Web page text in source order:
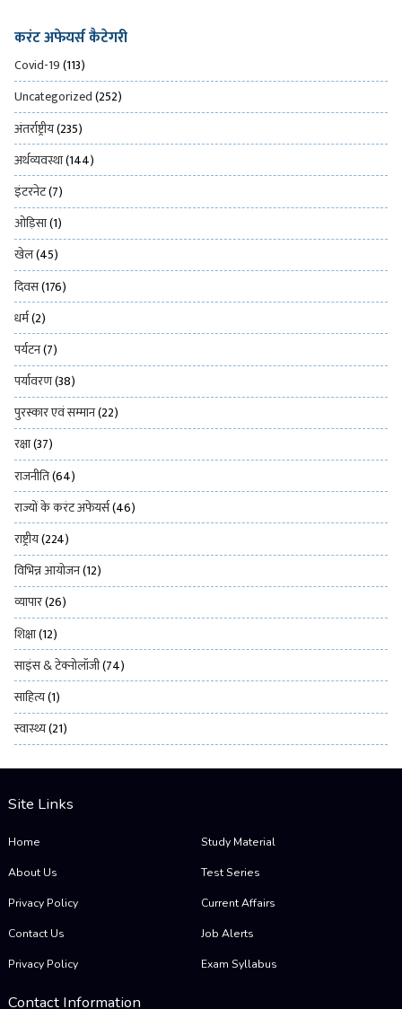
करंट अफेयर्स कैटेगरी
Covid-19(113)
Uncategorized(252)
अंतर्राष्ट्रीय(235)
अर्थव्यवस्था(144)
इंटरनेट(7)
ओड़िसा(1)
खेल(45)
दिवस(176)
धर्म(2)
पर्यटन(7)
पर्यावरण(38)
पुरस्कार एवं सम्मान(22)
रक्षा(37)
राजनीति(64)
राज्यों के करंट अफेयर्स(46)
राष्ट्रीय(224)
विभिन्न आयोजन(12)
व्यापार(26)
शिक्षा(12)
साइंस & टेक्नोलॉजी(74)
साहित्य(1)
स्वास्थ्य(21)
Site Links
Home
About Us
Privacy Policy
Contact Us
Privacy Policy
Study Material
Test Series
Current Affairs
Job Alerts
Exam Syllabus
Contact Information